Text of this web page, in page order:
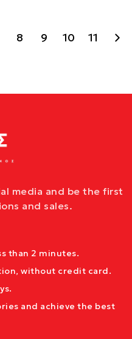
8 9 10 11
media and be the first
and sales.
than 2 minutes.
without credit card.
and achieve the best